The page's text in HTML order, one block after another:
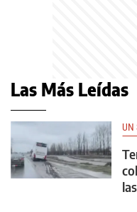
Las Más Leídas
UN